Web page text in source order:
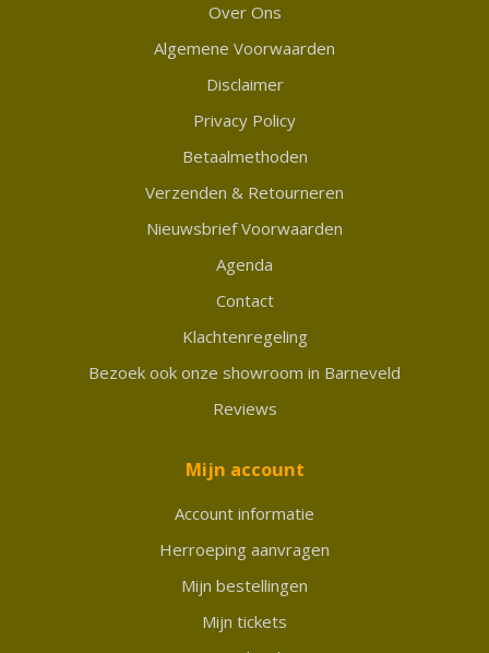
Over Ons
Algemene Voorwaarden
Disclaimer
Privacy Policy
Betaalmethoden
Verzenden & Retourneren
Nieuwsbrief Voorwaarden
Agenda
Contact
Klachtenregeling
Bezoek ook onze showroom in Barneveld
Reviews
Mijn account
Account informatie
Herroeping aanvragen
Mijn bestellingen
Mijn tickets